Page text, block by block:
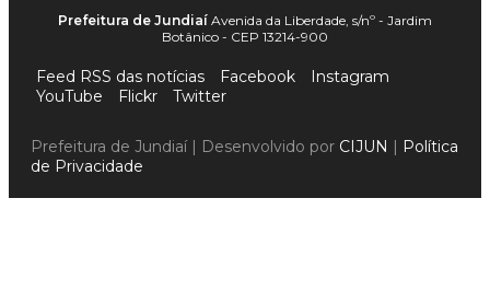
Prefeitura de Jundiaí Avenida da Liberdade, s/nº - Jardim
Botânico - CEP 13214-900
Feed RSS das notícias Facebook
Instagram
YouTube
Flickr Twitter
Prefeitura de Jundiaí | Desenvolvido por CIJUN | Política
de Privacidade